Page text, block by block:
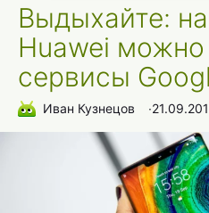
Выдыхайте:
Huawei можно
сервисы
Иван Кузнецов ∙